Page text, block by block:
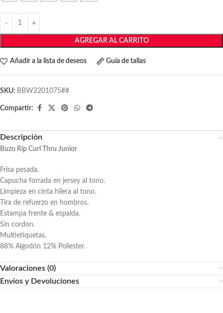
AGREGAR AL CARRITO
Añadir a la lista de deseos Guía de tallas
SKU: BBW2201075##
Compartir:
Descripción
Buzo Rip Curl Thru Junior
Frisa pesada.
Capucha forrada en jersey al tono.
Limpieza en cinta hilera al tono.
Tira de refuerzo en hombros.
Estampa frente & espalda.
Sin cordon.
Multietiquetas.
88% Algodón 12% Poliester.
Valoraciones (0)
Envíos y Devoluciones